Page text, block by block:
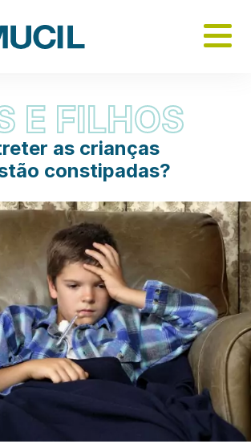
E FILHOS
as crianças
constipadas?